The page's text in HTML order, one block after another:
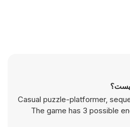
Casual puzzle-platformer,
The game has 3 possible